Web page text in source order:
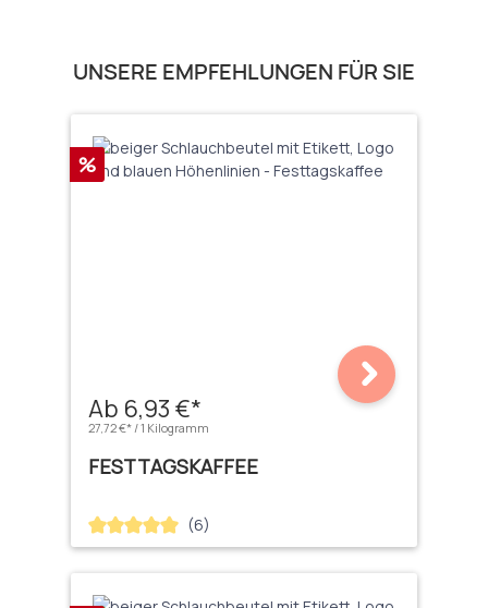
Produktgalerie überspringen
UNSERE EMPFEHLUNGEN FÜR SIE
Rabatt
%
Ab 6,93 €*
27,72 €* / 1 Kilogramm
FESTTAGSKAFFEE
Durchschnittliche Bewertung von 5 von 5 Sternen
(6)